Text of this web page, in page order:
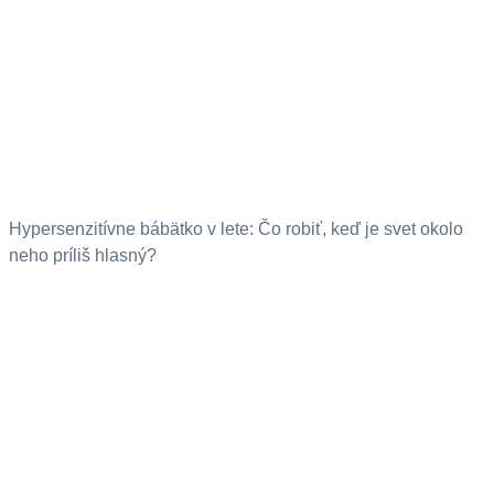
Hypersenzitívne bábätko v lete: Čo robiť, keď je svet okolo
neho príliš hlasný?